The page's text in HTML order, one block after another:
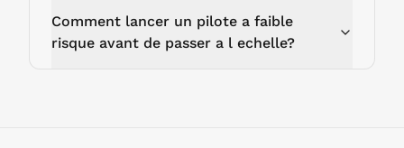
Comment lancer un pilote a faible
risque avant de passer a l echelle?